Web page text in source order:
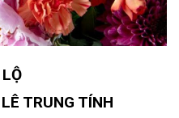
TRUNG TÍNH